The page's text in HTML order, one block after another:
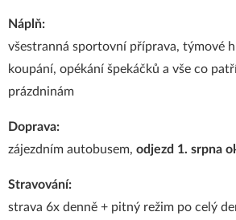
Náplň:
všestranná sportovní příprava, týmové
koupání, opékání špekáčků a vše co
prázdninám
Doprava:
zájezdním autobusem, odjezd 1. srpna
Stravování:
strava 6x denně + pitný režim po celý